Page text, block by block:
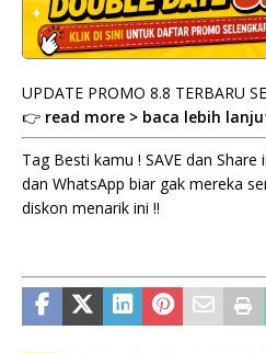
UPDATE PROMO 8.8 TERBARU
👉 read more > baca lebih
Tag Besti kamu ! SAVE dan
dan WhatsApp biar gak mereka
diskon menarik ini !!